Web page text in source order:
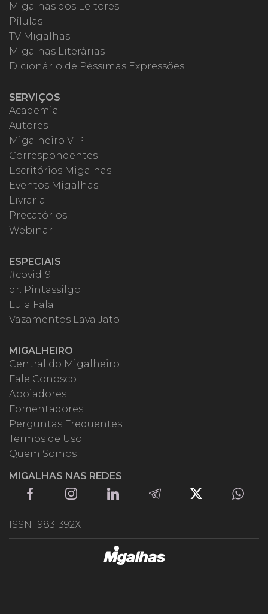
Migalhas dos Leitores
Pílulas
TV Migalhas
Migalhas Literárias
Dicionário de Péssimas Expressões
SERVIÇOS
Academia
Autores
Migalheiro VIP
Correspondentes
Escritórios Migalhas
Eventos Migalhas
Livraria
Precatórios
Webinar
ESPECIAIS
#covid19
dr. Pintassilgo
Lula Fala
Vazamentos Lava Jato
MIGALHEIRO
Central do Migalheiro
Fale Conosco
Apoiadores
Fomentadores
Perguntas Frequentes
Termos de Uso
Quem Somos
MIGALHAS NAS REDES
ISSN 1983-392X